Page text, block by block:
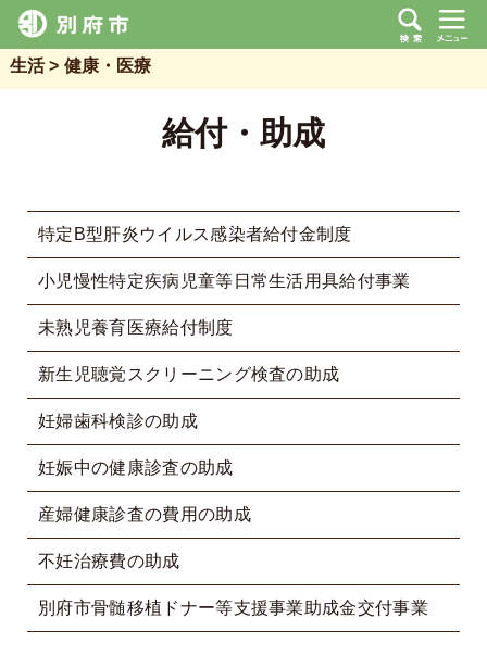
生活 健康・医療
給付・助成
特定B型肝炎ウイルス感染者給付金制度
小児慢性特定疾病児童等日常生活用具給付事業
未熟児養育医療給付制度
新生児聴覚スクリーニング検査の助成
妊婦歯科検診の助成
妊娠中の健康診査の助成
産婦健康診査の費用の助成
不妊治療費の助成
別府市骨髄移植ドナー等支援事業助成金交付事業